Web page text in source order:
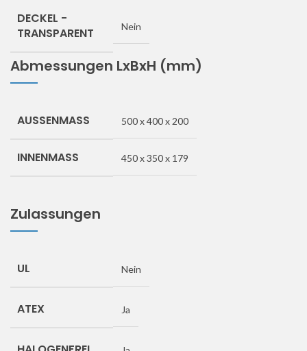
DECKEL -
TRANSPARENT
Nein
Abmessungen LxBxH (mm)
AUSSENMASS 500 x 400 x 200
INNENMASS 450 x 350 x 179
Zulassungen
UL Nein
ATEX Ja